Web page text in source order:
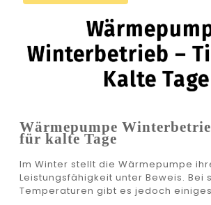
Winterbetrieb –
Kalte Tage
Wärmepumpe
für kalte Tage
Im Winter stellt die Wärmepumpe
Leistungsfähigkeit unter Beweis. Bei
Temperaturen gibt es jedoch